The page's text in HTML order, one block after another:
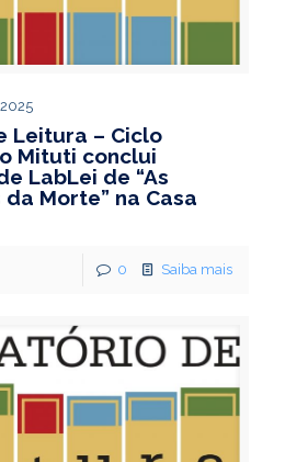
Leitura – Ciclo
Mituti conclui
LabLei de “As
Morte” na Casa
0 Saiba mais